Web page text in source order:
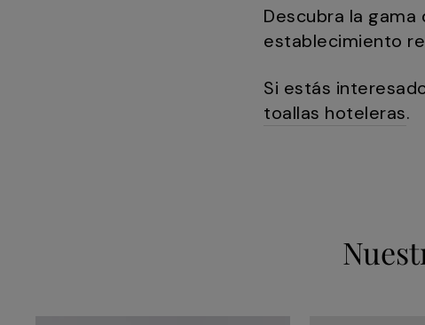
Descubra la
establecimiento
Si estás
toallas hoteleras.